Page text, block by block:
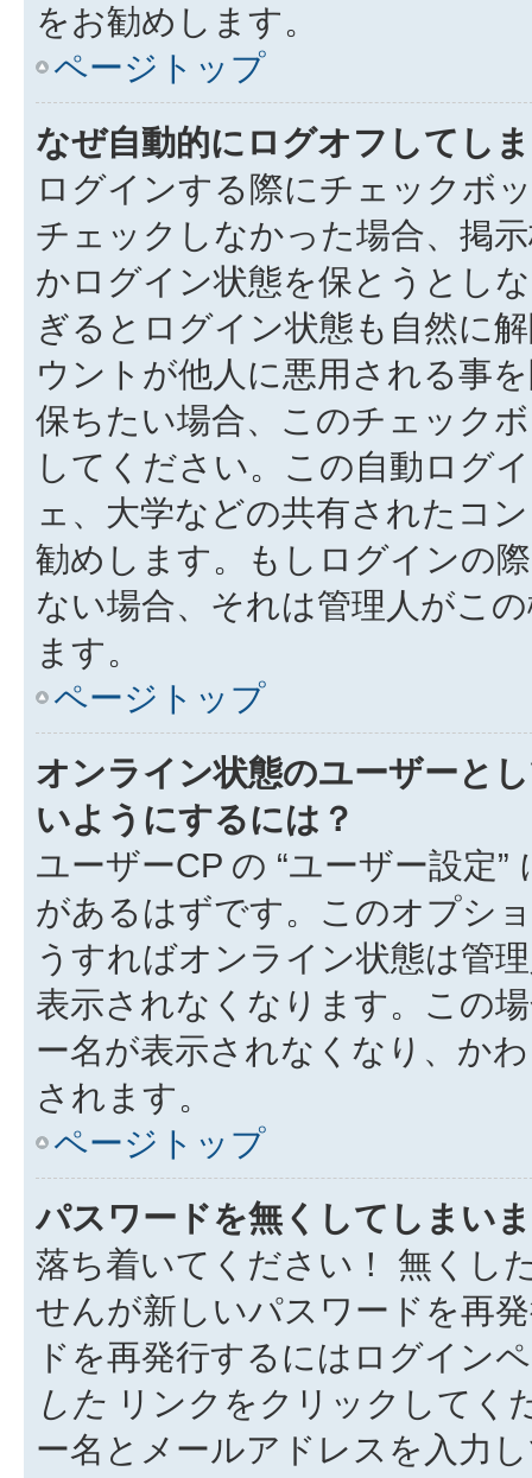
をお勧めします。
ページトップ
なぜ自動的にログオフしてし
ログインする際にチェックボ
チェックしなかった場合、掲
かログイン状態を保とうとし
ぎるとログイン状態も自然に
ウントが他人に悪用される事
保ちたい場合、このチェック
してください。この自動ログ
ェ、大学などの共有されたコ
勧めします。もしログインの
ない場合、それは管理人がこ
ます。
ページトップ
オンライン状態のユーザーと
いようにするには？
ユーザーCP の “ユーザー設定
があるはずです。このオプシ
うすればオンライン状態は管
表示されなくなります。この
ー名が表示されなくなり、か
されます。
ページトップ
パスワードを無くしてしまい
落ち着いてください！ 無くし
せんが新しいパスワードを再
ドを再発行するにはログイン
した リンクをクリックしてく
ー名とメールアドレスを入力